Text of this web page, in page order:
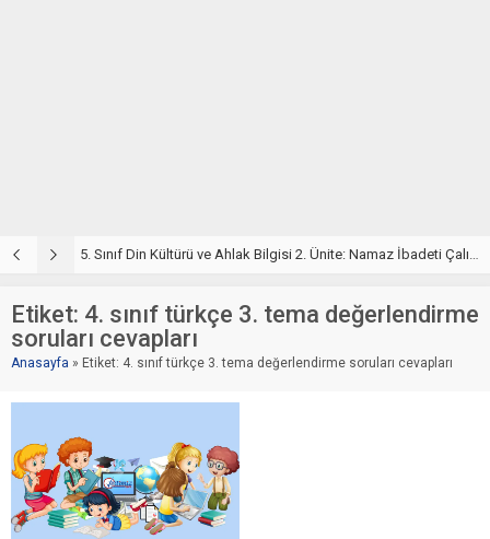
5. Sınıf Namaz İbadeti Ünite Testi – Online Çöz
Etiket: 4. sınıf türkçe 3. tema değerlendirme
soruları cevapları
Anasayfa » Etiket: 4. sınıf türkçe 3. tema değerlendirme soruları cevapları